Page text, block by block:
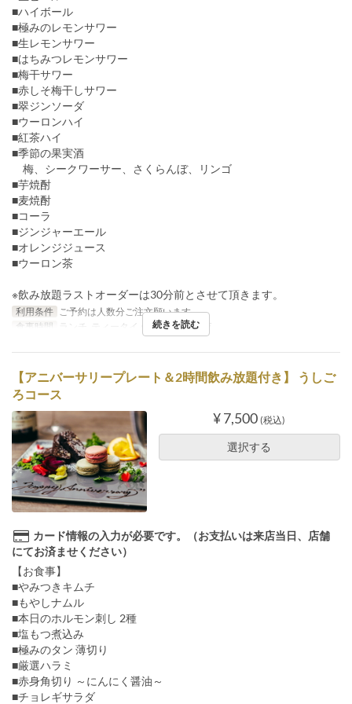
■ハイボール
■極みのレモンサワー
■生レモンサワー
■はちみつレモンサワー
■梅干サワー
■赤しそ梅干しサワー
■翠ジンソーダ
■ウーロンハイ
■紅茶ハイ
■季節の果実酒
梅、シークワーサー、さくらんぼ、リンゴ
■芋焼酎
■麦焼酎
■コーラ
■ジンジャーエール
■オレンジジュース
■ウーロン茶
※飲み放題ラストオーダーは30分前とさせて頂きます。
利用条件 ご予約は人数分ご注文願います
食事時間
ランチ, ティータイム, ディナー, 深夜
続きを読む
【アニバーサリープレート＆2時間飲み放題付き】 うしご
ろコース
¥ 7,500 (税込)
選択する
カード情報の入力が必要です。（お支払いは来店当日、店舗
にてお済ませください）
【お食事】
■やみつきキムチ
■もやしナムル
■本日のホルモン刺し 2種
■塩もつ煮込み
■極みのタン 薄切り
■厳選ハラミ
■赤身角切り ～にんにく醤油～
■チョレギサラダ